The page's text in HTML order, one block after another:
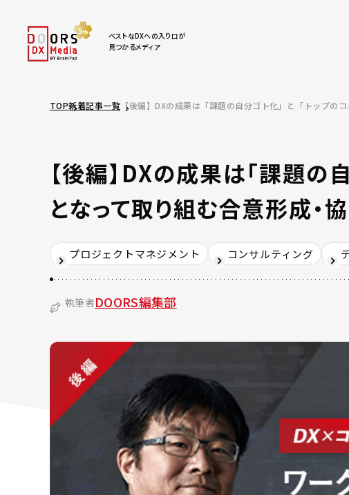
ベストなDXへの入り口が
見つかるメディア
TOP新着記事一覧 【後編】DXの成果は「課題の自分ゴト化」と「トップの
【後編】DXの成果は「課題の
となって取り組む合意形成・
プロジェクトマネジメント コンサルティング
執筆者DOORS編集部